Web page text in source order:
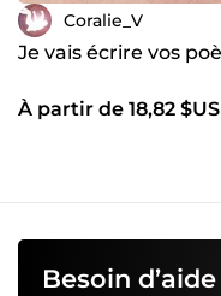
Coralie_V
Je vais écrire vos
À partir de 18,82 $US
Besoin d’aide